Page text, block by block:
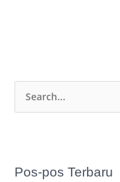
a
u
Pos-pos Terbaru